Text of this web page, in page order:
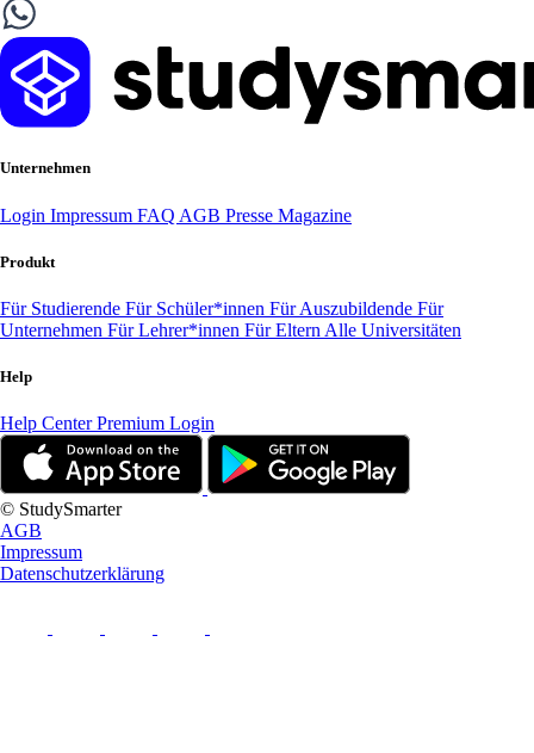
Unternehmen
Login Impressum FAQ AGB Presse Magazine
Produkt
Für Studierende Für Schüler*innen Für Auszubildende Für
Unternehmen Für Lehrer*innen Für Eltern Alle Universitäten
Help
Help CenterPremium Login
© StudySmarter
AGB
Impressum
Datenschutzerklärung